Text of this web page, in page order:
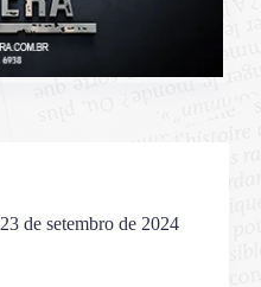
23 de setembro de 2024